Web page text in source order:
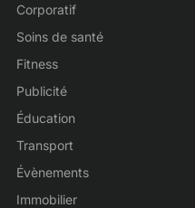
Corporatif
Soins de santé
Fitness
Publicité
Éducation
Transport
Évènements
Immobilier